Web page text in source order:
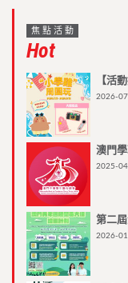
焦點活動
Hot
【活
2026-
澳門
2025-
第二
2026-